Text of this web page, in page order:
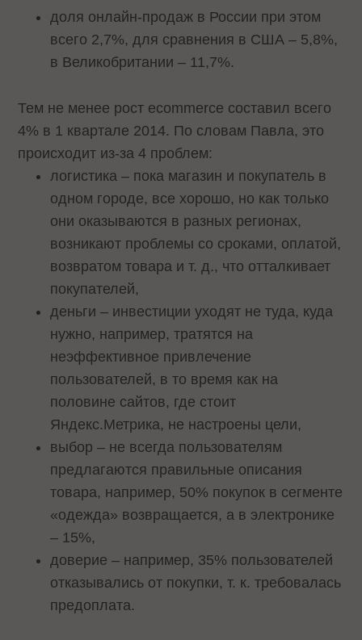
доля онлайн-продаж в России при этом
всего 2,7%, для сравнения в США – 5,8%,
в Великобритании – 11,7%.
Тем не менее рост ecommerce составил всего
4% в 1 квартале 2014. По словам Павла, это
происходит из-за 4 проблем:
логистика – пока магазин и покупатель в
одном городе, все хорошо, но как только
они оказываются в разных регионах,
возникают проблемы со сроками, оплатой,
возвратом товара и т. д., что отталкивает
покупателей,
деньги – инвестиции уходят не туда, куда
нужно, например, тратятся на
неэффективное привлечение
пользователей, в то время как на
половине сайтов, где стоит
Яндекс.Метрика, не настроены цели,
выбор – не всегда пользователям
предлагаются правильные описания
товара, например, 50% покупок в сегменте
«одежда» возвращается, а в электронике
– 15%,
доверие – например, 35% пользователей
отказывались от покупки, т. к. требовалась
предоплата.